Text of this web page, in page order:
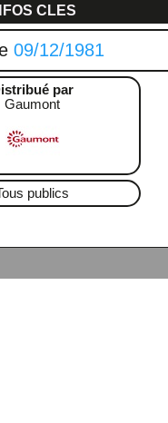
CLES
09/12/1981
par
Gaumont
publics